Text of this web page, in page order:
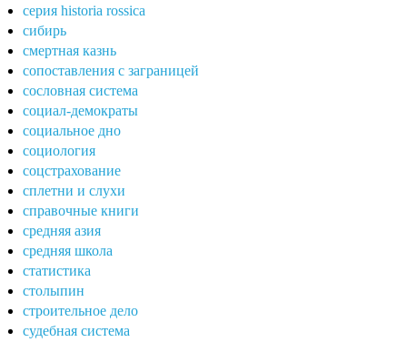
серия historia rossica
сибирь
смертная казнь
сопоставления с заграницей
сословная система
социал-демократы
социальное дно
социология
соцстрахование
сплетни и слухи
справочные книги
средняя азия
средняя школа
статистика
столыпин
строительное дело
судебная система